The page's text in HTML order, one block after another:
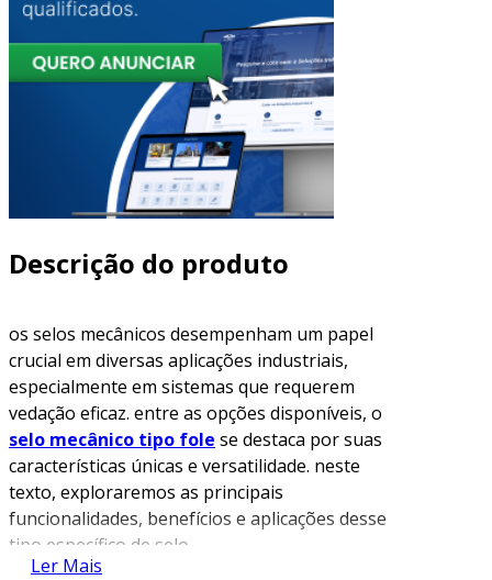
Descrição do produto
os selos mecânicos desempenham um papel
crucial em diversas aplicações industriais,
especialmente em sistemas que requerem
vedação eficaz. entre as opções disponíveis, o
selo mecânico tipo fole se destaca por suas
características únicas e versatilidade. neste
texto, exploraremos as principais
funcionalidades, benefícios e aplicações desse
tipo específico de selo.
Ler Mais